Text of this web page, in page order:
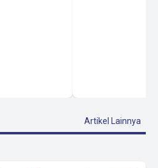
Artikel Lainnya